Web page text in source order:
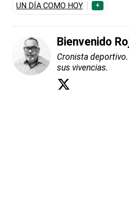
UN DÍA COMO HOY +
Bienvenido
Cronista
sus vivencias.